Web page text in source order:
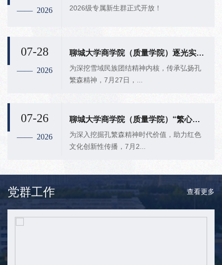
—— 2026 2026级专属新生群正式开放！
07-28
—— 2026
聊城大学商学院（质量学院）逐光实践队开展“厚植雪域同心根脉，践行青春护边担当”社会实践活动
为深挖雪域民族团结精神内核，传承弘扬孔
繁森精神，7月27日，...
07-26
—— 2026
聊城大学商学院（质量学院）“繁心致远实践队”开展孔繁森精神传承专项社会实践活动
为深入挖掘孔繁森精神时代价值，助力红色
文化创新性传播，7月2...
党群工作 查看更多